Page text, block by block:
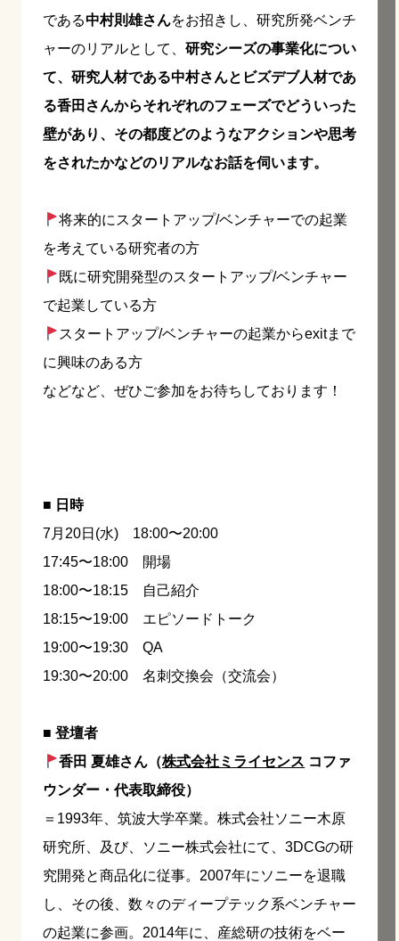
である中村則雄さんをお招きし、研究所発ベンチ
ャーのリアルとして、 研究シーズの事業化につい
て、研究人材である中村さんとビズデブ人材であ
る香田さんからそれぞれのフェーズでどういった
壁があり、その都度どのようなアクションや思考
をされたかなどのリアルなお話を伺います。
将来的にスタートアップ/ベンチャーでの起業
を考えている研究者の方
既に研究開発型のスタートアップ/ベンチャー
で起業している方
スタートアップ/ベンチャーの起業からexitまで
に興味のある方
などなど、ぜひご参加をお待ちしております！
■ 日時
7月20日(水) 18:00〜20:00
17:45〜18:00 開場
18:00〜18:15 自己紹介
18:15〜19:00 エピソードトーク
19:00〜19:30 QA
19:30〜20:00 名刺交換会（交流会）
■ 登壇者
香田 夏雄さん（株式会社ミライセンス コファ
ウンダー・代表取締役）
＝1993年、筑波大学卒業。株式会社ソニー木原
研究所、及び、ソニー株式会社にて、3DCGの研
究開発と商品化に従事。2007年にソニーを退職
し、その後、数々のディープテック系ベンチャー
の起業に参画。2014年に、産総研の技術をベー